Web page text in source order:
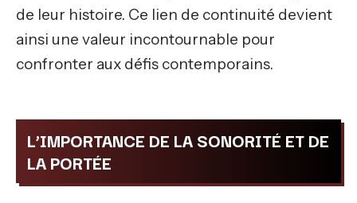
de leur histoire. Ce lien de continuité devient
ainsi une valeur incontournable pour
confronter aux défis contemporains.
L’IMPORTANCE DE LA SONORITÉ ET DE
LA PORTÉE